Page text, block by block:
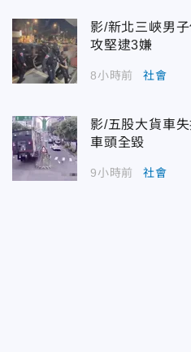
影/新北三峽男
攻堅逮3嫌
8小時前 社會
影/五股大貨車
車頭全毀
9小時前 社會